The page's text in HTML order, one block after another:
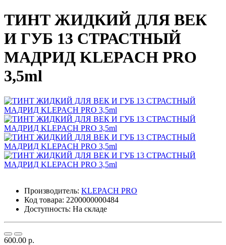
ТИНТ ЖИДКИЙ ДЛЯ ВЕК
И ГУБ 13 СТРАСТНЫЙ
МАДРИД KLEPACH PRO
3,5ml
Производитель: KLEPACH PRO
Код товара: 2200000000484
Доступность: На складе
600.00 р.